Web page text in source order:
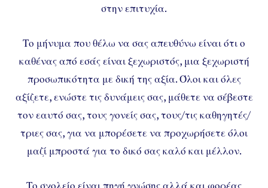
στην επιτυχία.
Το μήνυμα που θέλω να σας απευθύνω είναι ότι ο
καθένας από εσάς είναι ξεχωριστός, μια ξεχωριστή
προσωπικότητα με δική της αξία. Όλοι και όλες
αξίζετε, ενώστε τις δυνάμεις σας, μάθετε να σέβεστε
τον εαυτό σας, τους γονείς σας, τους/τις καθηγητές/
τριες σας, για να μπορέσετε να προχωρήσετε όλοι
μαζί μπροστά για το δικό σας καλό και μέλλον.
Το σχολείο είναι πηγή γνώσης αλλά και φορέας